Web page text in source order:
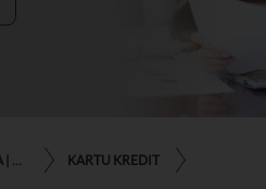
KARTU KREDIT